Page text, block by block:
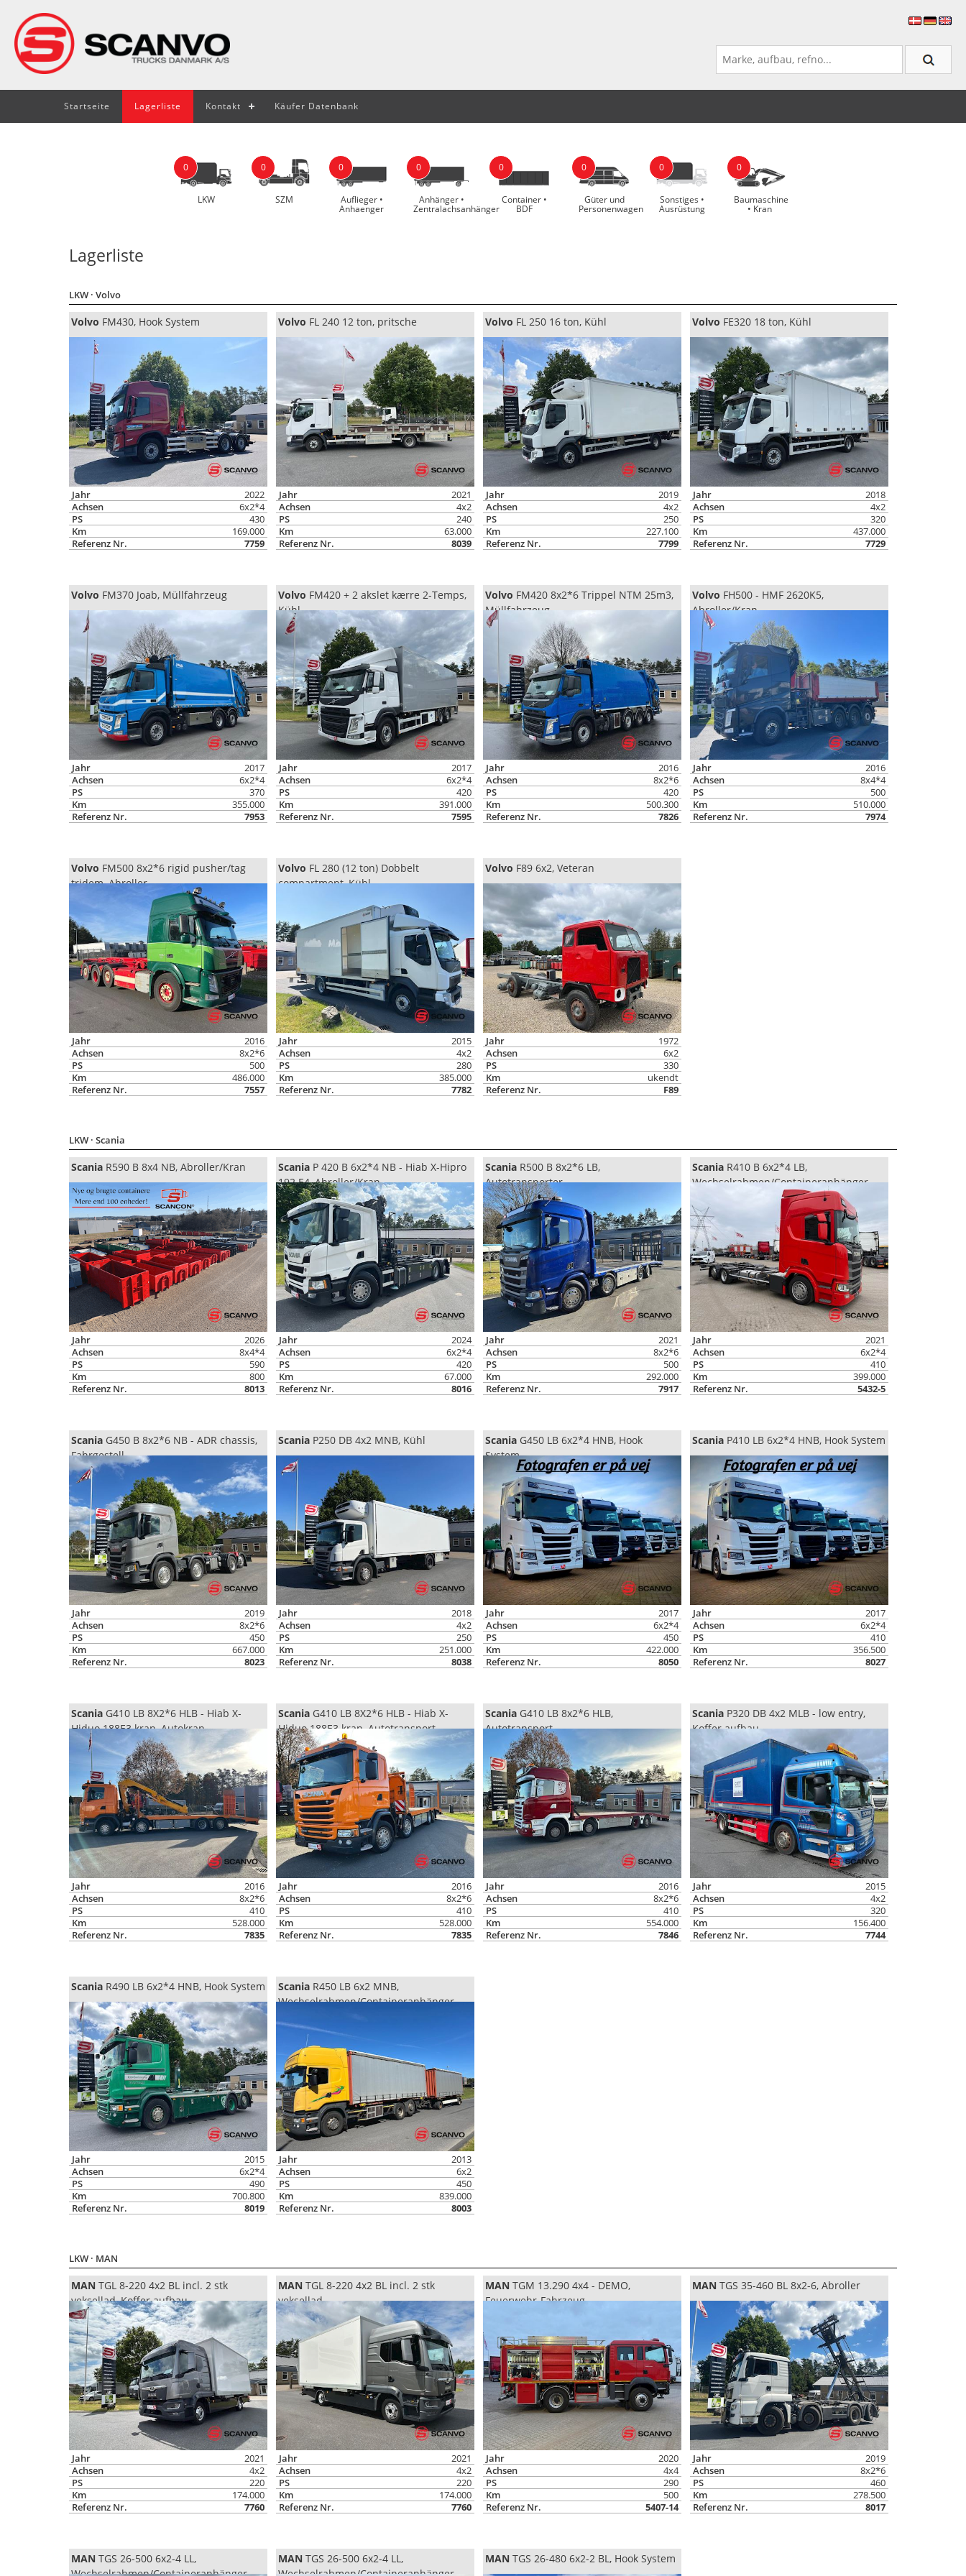
Startseite Lagerliste Kontakt Käufer Datenbank
0
LKW
0
SZM
0
Auflieger •
Anhaenger
0
Anhänger •
Zentralachsanhänger
0
Container •
BDF
0
Güter und
Personenwagen
0
Sonstiges •
Ausrüstung
0
Baumaschine
• Kran
Lagerliste
LKW · Volvo
Volvo FM430, Hook System
Jahr
2022
Achsen
6x2*4
PS
430
Km
169.000
Referenz Nr.
7759
Volvo FL 240 12 ton, pritsche
Jahr
2021
Achsen
4x2
PS
240
Km
63.000
Referenz Nr.
8039
Volvo FL 250 16 ton, Kühl
Jahr
2019
Achsen
4x2
PS
250
Km
227.100
Referenz Nr.
7799
Volvo FE320 18 ton, Kühl
Jahr
2018
Achsen
4x2
PS
320
Km
437.000
Referenz Nr.
7729
Volvo FM370 Joab, Müllfahrzeug
Jahr
2017
Achsen
6x2*4
PS
370
Km
355.000
Referenz Nr.
7953
Volvo FM420 + 2 akslet kærre 2-Temps,
Kühl
Jahr
2017
Achsen
6x2*4
PS
420
Km
391.000
Referenz Nr.
7595
Volvo FM420 8x2*6 Trippel NTM 25m3,
Müllfahrzeug
Jahr
2016
Achsen
8x2*6
PS
420
Km
500.300
Referenz Nr.
7826
Volvo FH500 - HMF 2620K5,
Abroller/Kran
Jahr
2016
Achsen
8x4*4
PS
500
Km
510.000
Referenz Nr.
7974
Volvo FM500 8x2*6 rigid pusher/tag
tridem, Abroller
Jahr
2016
Achsen
8x2*6
PS
500
Km
486.000
Referenz Nr.
7557
Volvo FL 280 (12 ton) Dobbelt
compartment, Kühl
Jahr
2015
Achsen
4x2
PS
280
Km
385.000
Referenz Nr.
7782
Volvo F89 6x2, Veteran
Jahr
1972
Achsen
6x2
PS
330
Km
ukendt
Referenz Nr.
F89
LKW · Scania
Scania R590 B 8x4 NB, Abroller/Kran
Jahr
2026
Achsen
8x4*4
PS
590
Km
800
Referenz Nr.
8013
ScaniaP 420 B 6x2*4 NB - Hiab X-Hipro
192 E4, Abroller/Kran
Jahr
2024
Achsen
6x2*4
PS
420
Km
67.000
Referenz Nr.
8016
ScaniaR500 B 8x2*6 LB,
Autotransporter
Jahr
2021
Achsen
8x2*6
PS
500
Km
292.000
Referenz Nr.
7917
ScaniaR410 B 6x2*4 LB,
Wechselrahmen/Containeranhänger
Jahr
2021
Achsen
6x2*4
PS
410
Km
399.000
Referenz Nr.
5432-5
Scania G450 B 8x2*6 NB - ADR chassis,
Fahrgestell
Jahr
2019
Achsen
8x2*6
PS
450
Km
667.000
Referenz Nr.
8023
ScaniaP250 DB 4x2 MNB, Kühl
Jahr
2018
Achsen
4x2
PS
250
Km
251.000
Referenz Nr.
8038
ScaniaG450 LB 6x2*4 HNB, Hook
System
Jahr
2017
Achsen
6x2*4
PS
450
Km
422.000
Referenz Nr.
8050
ScaniaP410 LB 6x2*4 HNB, Hook System
Jahr
2017
Achsen
6x2*4
PS
410
Km
356.500
Referenz Nr.
8027
Scania G410 LB 8X2*6 HLB - Hiab X-
Hiduo 188E3 kran, Autokran
Jahr
2016
Achsen
8x2*6
PS
410
Km
528.000
Referenz Nr.
7835
ScaniaG410 LB 8X2*6 HLB - Hiab X-
Hiduo 188E3 kran, Autotransport
Jahr
2016
Achsen
8x2*6
PS
410
Km
528.000
Referenz Nr.
7835
ScaniaG410 LB 8x2*6 HLB,
Autotransport
Jahr
2016
Achsen
8x2*6
PS
410
Km
554.000
Referenz Nr.
7846
ScaniaP320 DB 4x2 MLB - low entry,
Koffer aufbau
Jahr
2015
Achsen
4x2
PS
320
Km
156.400
Referenz Nr.
7744
Scania R490 LB 6x2*4 HNB, Hook System
Jahr
2015
Achsen
6x2*4
PS
490
Km
700.800
Referenz Nr.
8019
ScaniaR450 LB 6x2 MNB,
Wechselrahmen/Containeranhänger
Jahr
2013
Achsen
6x2
PS
450
Km
839.000
Referenz Nr.
8003
LKW · MAN
MAN TGL 8-220 4x2 BL incl. 2 stk
veksellad, Koffer aufbau
Jahr
2021
Achsen
4x2
PS
220
Km
174.000
Referenz Nr.
7760
MAN TGL 8-220 4x2 BL incl. 2 stk
veksellad,
Wechselrahmen/Containeranhänger
Jahr
2021
Achsen
4x2
PS
220
Km
174.000
Referenz Nr.
7760
MAN TGM 13.290 4x4 - DEMO,
Feuerwehr-Fahrzeug
Jahr
2020
Achsen
4x4
PS
290
Km
500
Referenz Nr.
5407-14
MAN TGS 35-460 BL 8x2-6, Abroller
Jahr
2019
Achsen
8x2*6
PS
460
Km
278.500
Referenz Nr.
8017
MAN TGS 26-500 6x2-4 LL,
MAN TGS 26-500 6x2-4 LL,
MAN TGS 26-480 6x2-2 BL, Hook System